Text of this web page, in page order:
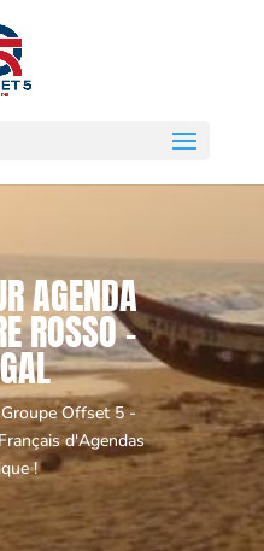
AGENDA
ROSSO -
Offset 5 -
d'Agendas
!